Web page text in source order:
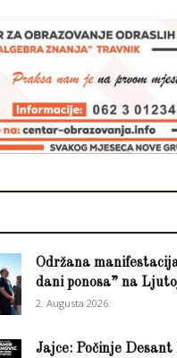
Održana
dani ponosa” na
2. Augusta 2026.
Jajce: Počinje Desant